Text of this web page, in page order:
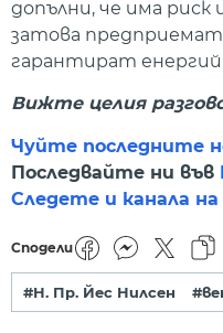
допълни, че има
затова предприемат
гарантират
Вижте целия
Чуйте последните
Последвайте ни във
Следете и канала на
Сподели
#Н. Пр. Йес Нилсен